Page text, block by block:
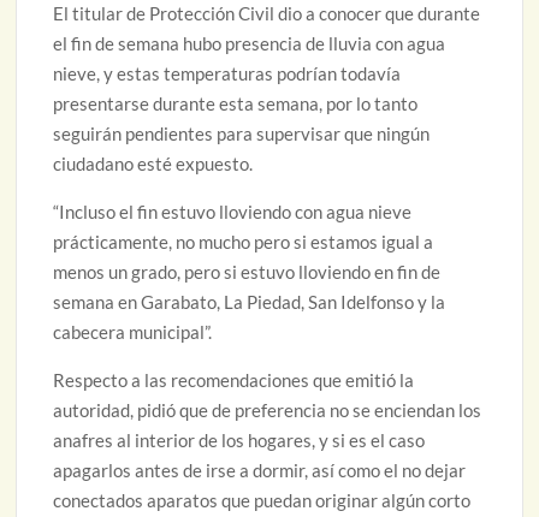
El titular de Protección Civil dio a conocer que durante
el fin de semana hubo presencia de lluvia con agua
nieve, y estas temperaturas podrían todavía
presentarse durante esta semana, por lo tanto
seguirán pendientes para supervisar que ningún
ciudadano esté expuesto.
“Incluso el fin estuvo lloviendo con agua nieve
prácticamente, no mucho pero si estamos igual a
menos un grado, pero si estuvo lloviendo en fin de
semana en Garabato, La Piedad, San Idelfonso y la
cabecera municipal”.
Respecto a las recomendaciones que emitió la
autoridad, pidió que de preferencia no se enciendan los
anafres al interior de los hogares, y si es el caso
apagarlos antes de irse a dormir, así como el no dejar
conectados aparatos que puedan originar algún corto